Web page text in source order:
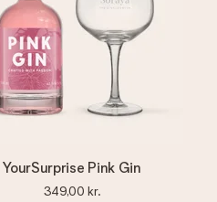
YourSurprise Pink Gin
349,00 kr.